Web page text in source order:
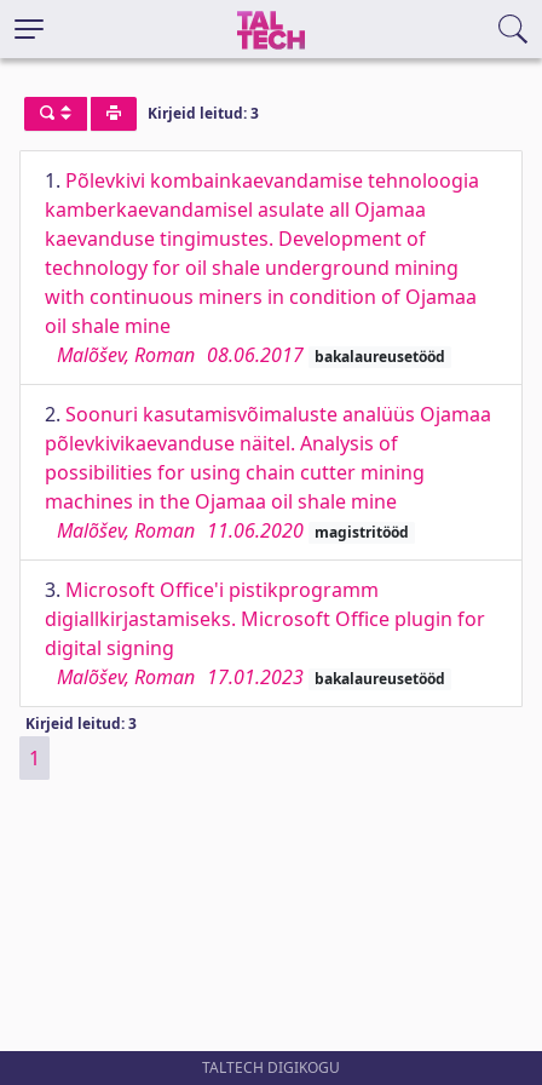
Kirjeid leitud: 3
1. Põlevkivi kombainkaevandamise tehnoloogia
kamberkaevandamisel asulate all Ojamaa
kaevanduse tingimustes. Development of
technology for oil shale underground mining
with continuous miners in condition of Ojamaa
oil shale mine
Malõšev, Roman 08.06.2017 bakalaureusetööd
2. Soonuri kasutamisvõimaluste analüüs Ojamaa
põlevkivikaevanduse näitel. Analysis of
possibilities for using chain cutter mining
machines in the Ojamaa oil shale mine
Malõšev, Roman 11.06.2020 magistritööd
3. Microsoft Office'i pistikprogramm
digiallkirjastamiseks. Microsoft Office plugin for
digital signing
Malõšev, Roman 17.01.2023 bakalaureusetööd
Kirjeid leitud: 3
1
TALTECH DIGIKOGU